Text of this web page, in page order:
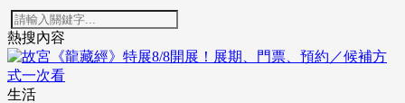
熱搜內容
生活